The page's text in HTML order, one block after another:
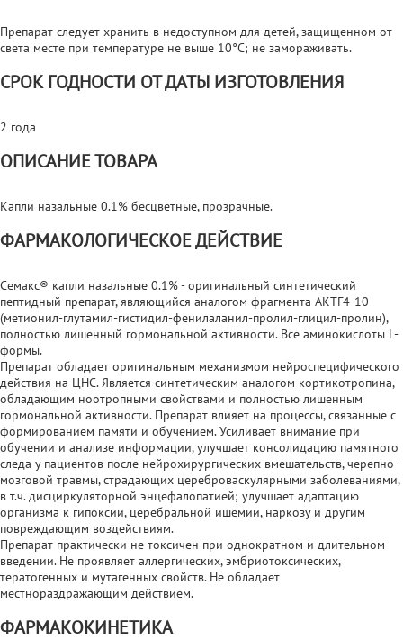
Препарат следует хранить в недоступном для детей, защищенном от
света месте при температуре не выше 10°С; не замораживать.
СРОК ГОДНОСТИ ОТ ДАТЫ ИЗГОТОВЛЕНИЯ
2 года
ОПИСАНИЕ ТОВАРА
Капли назальные 0.1% бесцветные, прозрачные.
ФАРМАКОЛОГИЧЕСКОЕ ДЕЙСТВИЕ
Семакс® капли назальные 0.1% - оригинальный синтетический
пептидный препарат, являющийся аналогом фрагмента АКТГ4-10
(метионил-глутамил-гистидил-фенилаланил-пролил-глицил-пролин),
полностью лишенный гормональной активности. Все аминокислоты L-
формы.
Препарат обладает оригинальным механизмом нейроспецифического
действия на ЦНС. Является синтетическим аналогом кортикотропина,
обладающим ноотропными свойствами и полностью лишенным
гормональной активности. Препарат влияет на процессы, связанные с
формированием памяти и обучением. Усиливает внимание при
обучении и анализе информации, улучшает консолидацию памятного
следа у пациентов после нейрохирургических вмешательств, черепно-
мозговой травмы, страдающих цереброваскулярными заболеваниями,
в т.ч. дисциркуляторной энцефалопатией; улучшает адаптацию
организма к гипоксии, церебральной ишемии, наркозу и другим
повреждающим воздействиям.
Препарат практически не токсичен при однократном и длительном
введении. Не проявляет аллергических, эмбриотоксических,
тератогенных и мутагенных свойств. Не обладает
местнораздражающим действием.
ФАРМАКОКИНЕТИКА